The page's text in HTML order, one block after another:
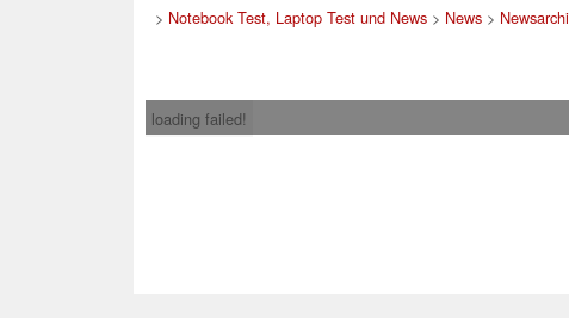
> Notebook Test, Laptop Test und News> News>
loading failed!